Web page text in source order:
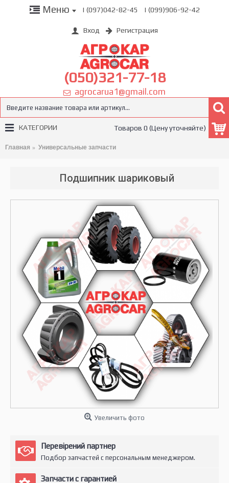
Меню | (097)042-82-45 | (099)906-92-42
Вход Регистрация
(050)321-77-18
agrocarua1@gmail.com
Товаров 0 (Цену уточняйте)
КАТЕГОРИИ
Главная Универсальные запчасти
Подшипник шариковый
Увеличить фото
Перевірений партнер
Подбор запчастей с персональным менеджером.
Запчасти с гарантией